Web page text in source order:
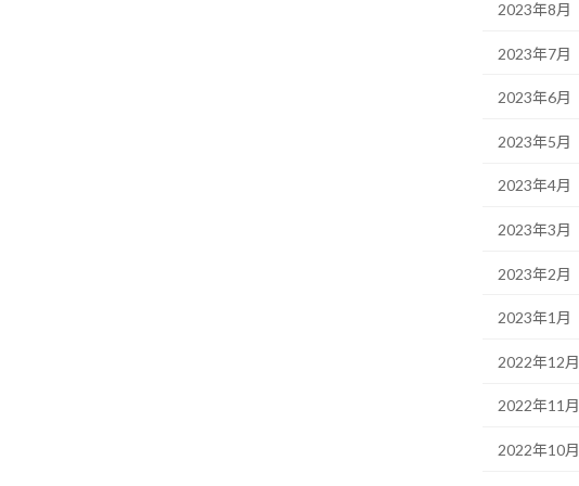
2023年8月
2023年7月
2023年6月
2023年5月
2023年4月
2023年3月
2023年2月
2023年1月
2022年12月
2022年11月
2022年10月